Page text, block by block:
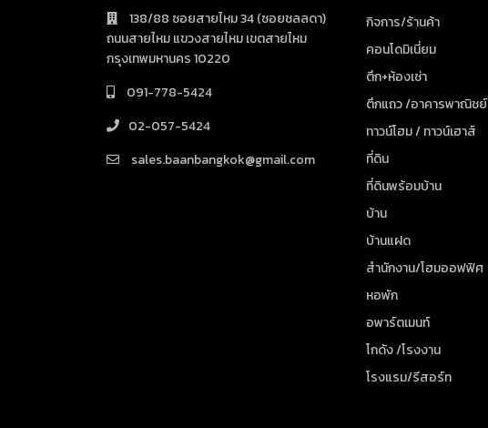
138/88 ซอยสายไหม 34 (ซอยชลลดา)
ถนนสายไหม แขวงสายไหม เขตสายไหม
กรุงเทพมหานคร 10220
091-778-5424
02-057-5424
sales.baanbangkok@gmail.com
กิจการ/ร้านค้า
คอนโดมิเนี่ยม
ตึก+ห้องเช่า
ตึกแถว /อาคารพาณิชย์
ทาวน์โฮม / ทาวน์เฮาส์
ที่ดิน
ที่ดินพร้อมบ้าน
บ้าน
บ้านแฝด
สำนักงาน/โฮมออฟฟิศ
หอพัก
อพาร์ตเมนท์
โกดัง /โรงงาน
โรงแรม/รีสอร์ท